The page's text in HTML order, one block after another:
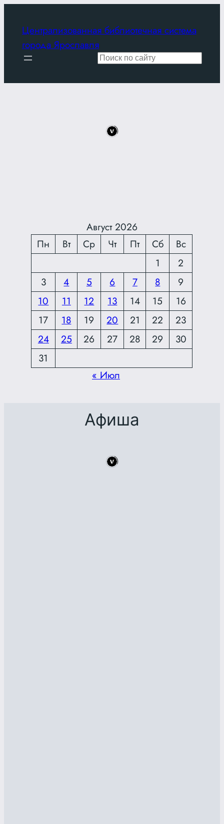
Централизованная библиотечная система
города Ярославля
Поиск
Август 2026
Пн
Вт Ср Чт Пт Сб
Вс
1
2
3
4 5 6 7 8
9
10
11 12 13 14 15
16
17
18 19 20 21 22
23
24
25 26 27 28 29
30
31
« Июл
Афиша